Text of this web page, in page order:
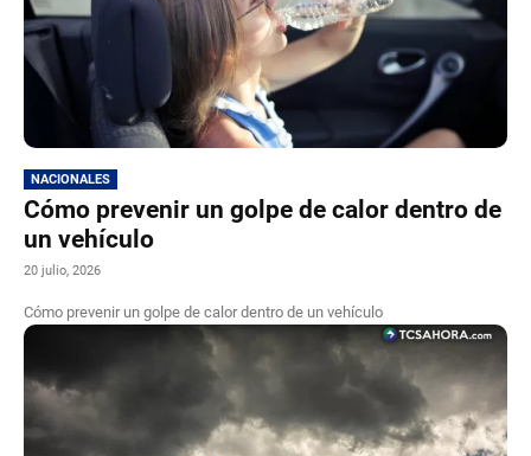
NACIONALES
Cómo prevenir un golpe de calor dentro de
un vehículo
20 julio, 2026
Cómo prevenir un golpe de calor dentro de un vehículo